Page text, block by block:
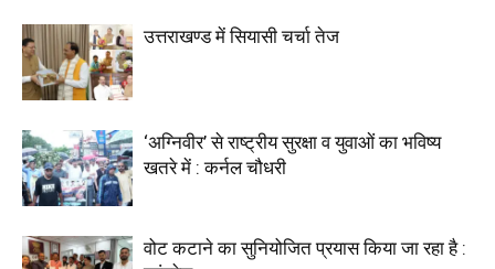
उत्तराखण्ड में सियासी चर्चा तेज
‘अग्निवीर’ से राष्ट्रीय सुरक्षा व युवाओं का भविष्य
खतरे में : कर्नल चौधरी
वोट कटाने का सुनियोजित प्रयास किया जा रहा है :